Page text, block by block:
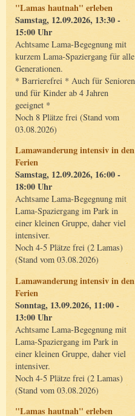
"Lamas hautnah" erleben
Samstag, 12.09.2026, 13:30 -
15:00 Uhr
Achtsame Lama-Begegnung mit
kurzem Lama-Spaziergang für alle
Generationen.
* Barrierefrei * Auch für Senioren
und für Kinder ab 4 Jahren
geeignet *
Noch 8 Plätze frei (Stand vom
03.08.2026)
Lamawanderung intensiv in den
Ferien
Samstag, 12.09.2026, 16:00 -
18:00 Uhr
Achtsame Lama-Begegnung mit
Lama-Spaziergang im Park in
einer kleinen Gruppe, daher viel
intensiver.
Noch 4-5 Plätze frei (2 Lamas)
(Stand vom 03.08.2026)
Lamawanderung intensiv in den
Ferien
Sonntag, 13.09.2026, 11:00 -
13:00 Uhr
Achtsame Lama-Begegnung mit
Lama-Spaziergang im Park in
einer kleinen Gruppe, daher viel
intensiver.
Noch 4-5 Plätze frei (2 Lamas)
(Stand vom 03.08.2026)
"Lamas hautnah" erleben